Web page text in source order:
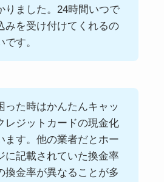
りました。24時間いつで
みを受け付けてくれるの
です。
った時はかんたんキャッ
レジットカードの現金化
ます。他の業者だとホー
に記載されていた換金率
換金率が異なることが多